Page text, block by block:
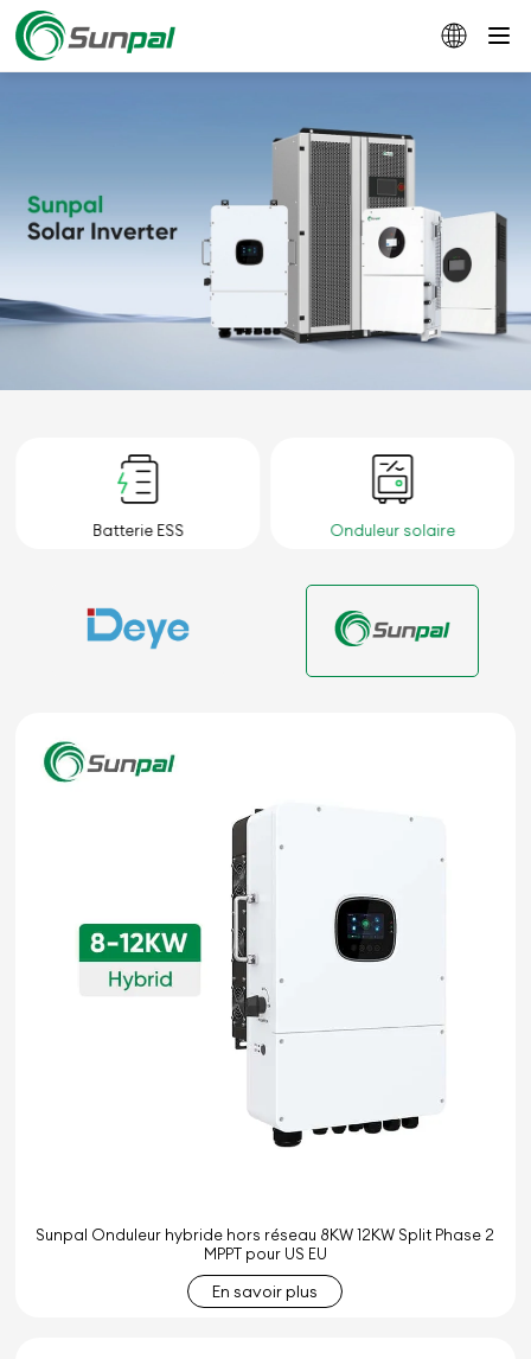
Batterie ESS Onduleur solaire
Sunpal Onduleur hybride hors réseau 8KW 12KW Split Phase 2
MPPT pour US EU
En savoir plus